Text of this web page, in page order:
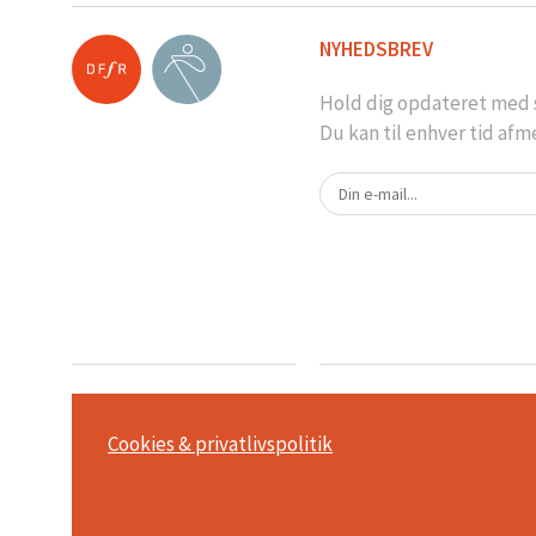
NYHEDSBREV
Hold dig opdateret med
Du kan til enhver tid
Cookies & privatlivspolitik